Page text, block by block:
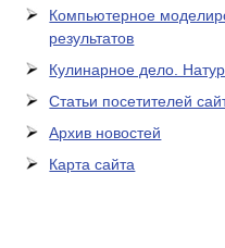
Компьютерное
результатов
Кулинарное дело.
Статьи посетителей
Архив новостей
Карта сайта